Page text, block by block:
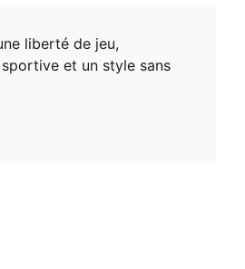
liberté de jeu,
et un style sans